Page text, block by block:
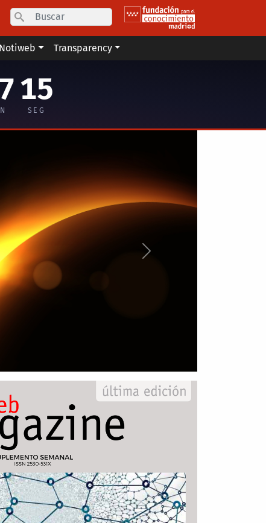
Search
Notiweb Transparency
14
SEG
Siguiente